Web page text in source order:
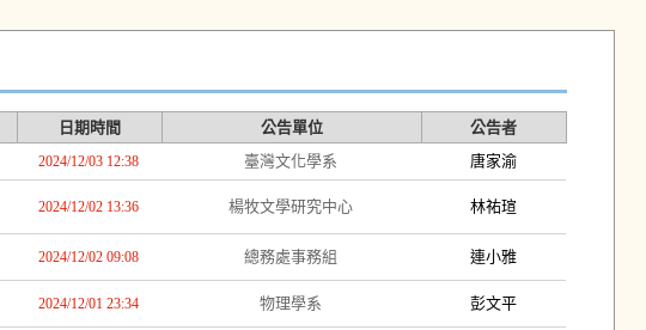
日期時間 公告單位 公告者
2024/12/03 12:38 臺灣文化學系 唐家渝
2024/12/02 13:36 楊牧文學研究中心 林祐瑄
2024/12/02 09:08 總務處事務組 連小雅
2024/12/01 23:34 物理學系 彭文平